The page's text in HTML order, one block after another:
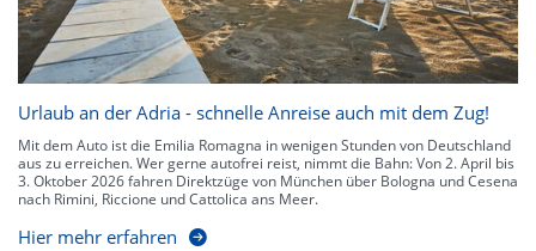
Urlaub an der Adria - schnelle Anreise auch mit dem Zug!
Mit dem Auto ist die Emilia Romagna in wenigen Stunden von Deutschland
aus zu erreichen. Wer gerne autofrei reist, nimmt die Bahn: Von 2. April bis
3. Oktober 2026 fahren Direktzüge von München über Bologna und Cesena
nach Rimini, Riccione und Cattolica ans Meer.
Hier mehr erfahren